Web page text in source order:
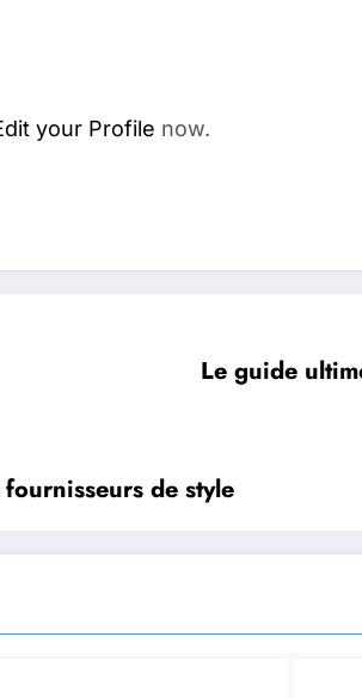
your Profile now.
Le guide
de style